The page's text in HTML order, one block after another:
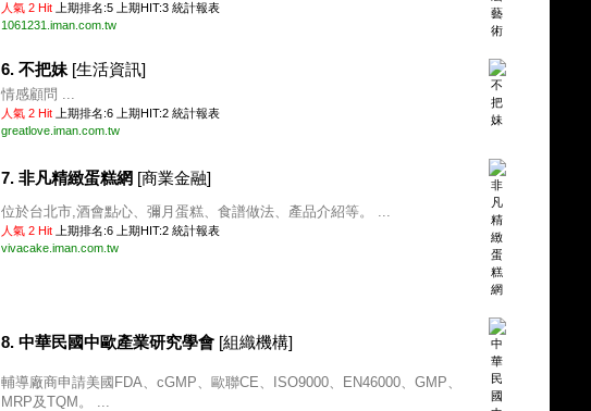
人氣 2 Hit 上期排名:5 上期HIT:3 統計報表
1061231.iman.com.tw
6. 不把妹 [生活資訊]
情感顧問 ...
人氣 2 Hit 上期排名:6 上期HIT:2 統計報表
greatlove.iman.com.tw
7. 非凡精緻蛋糕網 [商業金融]
位於台北市,酒會點心、彌月蛋糕、食譜做法、產品介紹等。 ...
人氣 2 Hit 上期排名:6 上期HIT:2 統計報表
vivacake.iman.com.tw
8. 中華民國中歐產業研究學會 [組織機構]
輔導廠商申請美國FDA、cGMP、歐聯CE、ISO9000、EN46000、GMP、
MRP及TQM。 ...